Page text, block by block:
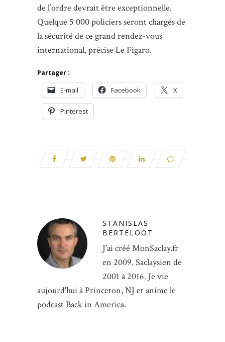
de l’ordre devrait être exceptionnelle.
Quelque 5 000 policiers seront chargés de
la sécurité de ce grand rendez-vous
international, précise Le Figaro.
Partager :
E-mail Facebook X
Pinterest
STANISLAS
BERTELOOT
J'ai créé MonSaclay.fr
en 2009. Saclaysien de
2001 à 2016. Je vie
aujourd'hui à Princeton, NJ et anime le
podcast Back in America.